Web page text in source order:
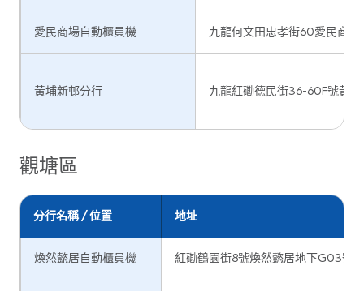
愛民商場自動櫃員機 九龍何文田忠孝街60愛民商場
黃埔新邨分行 九龍紅磡德民街36-60F號黃
觀塘區
分行名稱 / 位置 地址
煥然懿居自動櫃員機 紅磡鶴園街8號煥然懿居地下G03號舖